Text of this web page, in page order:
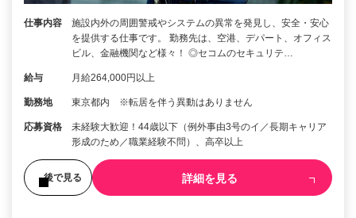
仕事内容
施設内外の周囲警戒やシステムの異常を発見し、安全・安心
を提供する仕事です。 勤務先は、空港、デパート、オフィス
ビル、金融機関など様々！ ◎セコムのセキュリテ…
給与 月給264,000円以上
勤務地 東京都内 ※転居を伴う異動はありません
応募資格
未経験大歓迎！44歳以下（例外事由3号のイ／長期キャリア
形成のため／職業経験不問）、高卒以上
後で見る 詳細を見る